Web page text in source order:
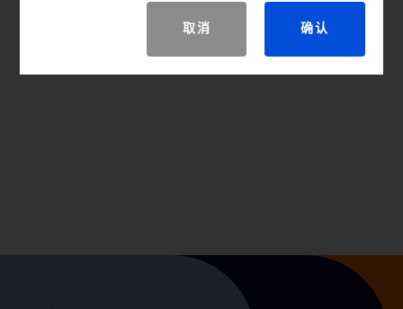
双层亲水性涂层
取消 确认